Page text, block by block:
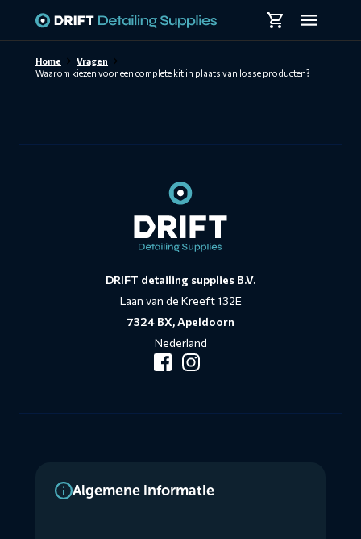
Home
Vragen
Waarom kiezen voor een complete kit in plaats van losse producten?
DRIFT detailing supplies B.V.
Laan van de Kreeft 132E
7324 BX, Apeldoorn
Nederland
Algemene informatie